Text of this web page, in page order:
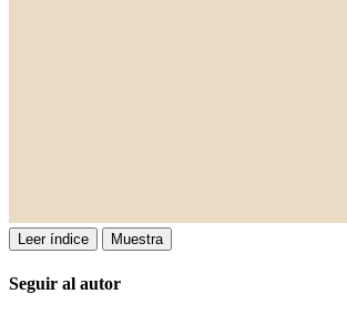
Leer índice Muestra
Seguir al autor